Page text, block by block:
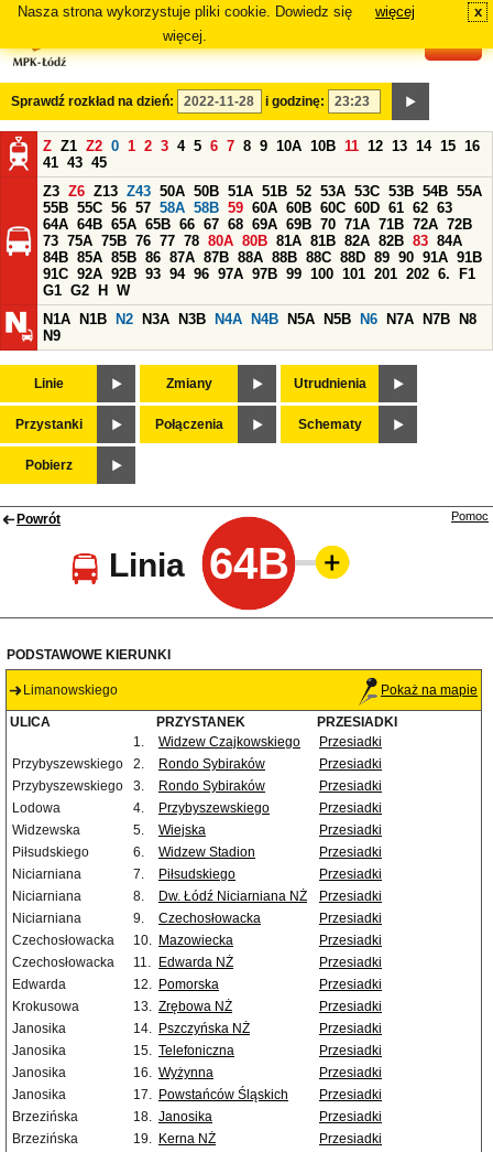
Nasza strona wykorzystuje pliki cookie. Dowiedz się
więcej.
więcej x
Sprawdź rozkład na dzień: i godzinę:
Z Z1 Z2 0 1 2 3 4 5 6 7 8 9 10A 10B 11 12 13 14 15 16
41 43 45
Z3 Z6 Z13 Z43 50A 50B 51A 51B 52 53A 53C 53B 54B 55A
55B 55C 56 57 58A 58B 59 60A 60B 60C 60D 61 62 63
64A 64B 65A 65B 66 67 68 69A 69B 70 71A 71B 72A 72B
73 75A 75B 76 77 78 80A 80B 81A 81B 82A 82B 83 84A
84B 85A 85B 86 87A 87B 88A 88B 88C 88D 89 90 91A 91B
91C 92A 92B 93 94 96 97A 97B 99 100 101 201 202 6.
F1
G1 G2 H
W
N1A
N1B N2 N3A N3B N4A N4B N5A N5B N6 N7A N7B
N8
N9
Linie Zmiany Utrudnienia
Przystanki Połączenia Schematy
Pobierz
Powrót
Linia 64B
Pomoc
PODSTAWOWE KIERUNKI
Limanowskiego Pokaż na mapie
ULICA PRZYSTANEK
PRZESIADKI
1.
Widzew Czajkowskiego
Przesiadki
Przybyszewskiego
2. Rondo Sybiraków
Przesiadki
Przybyszewskiego
3. Rondo Sybiraków
Przesiadki
Lodowa
4. Przybyszewskiego
Przesiadki
Widzewska
5. Wiejska
Przesiadki
Piłsudskiego
6. Widzew Stadion
Przesiadki
Niciarniana
7. Piłsudskiego
Przesiadki
Niciarniana
8. Dw. Łódź Niciarniana NŻ
Przesiadki
Niciarniana
9. Czechosłowacka
Przesiadki
Czechosłowacka
10. Mazowiecka
Przesiadki
Czechosłowacka
11. Edwarda NŻ
Przesiadki
Edwarda
12. Pomorska
Przesiadki
Krokusowa
13. Zrębowa NŻ
Przesiadki
Janosika
14. Pszczyńska NŻ
Przesiadki
Janosika
15. Telefoniczna
Przesiadki
Janosika
16. Wyżynna
Przesiadki
Janosika
17. Powstańców Śląskich
Przesiadki
Brzezińska
18. Janosika
Przesiadki
Brzezińska
19. Kerna NŻ
Przesiadki